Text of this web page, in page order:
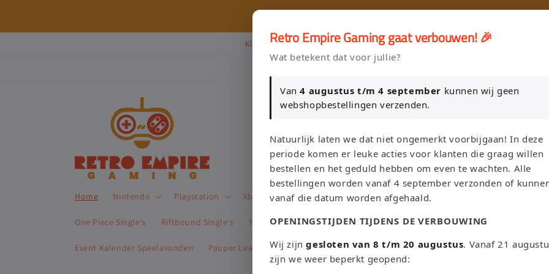
Klik Hier en Verkoop je Game of TCG collectie aan Retro Empire →
Home Nintendo Playstation Xbox Sega Atari Trading Card Games
One Piece Single's Riftbound Single's Yu-Gi-Oh! Single's Funko Pop! Bordspellen Sale!
Event Kalender Speelavonden Pauper League Leaderboard
L
a
n
d
r
e
g
Nederland | EUR €
T
a
a
l
Nederlands Zoeken
Retro Empire Gaming gaat verbouwen! 🎉
Wat betekent dat voor jullie?
Van4 augustus t/m 4 september kunnen wij geen
webshopbestellingen verzenden.
Natuurlijk laten we dat niet ongemerkt voorbijgaan! In deze
periode komen er leuke acties voor klanten die graag willen
bestellen en het geduld hebben om even te wachten. Alle
bestellingen worden vanaf 4 september verzonden of
vanaf die datum worden afgehaald.
OPENINGSTIJDEN TIJDENS DE VERBOUWING
Wij zijngesloten van 8 t/m 20 augustus. Vanaf 21
zijn we weer beperkt geopend: